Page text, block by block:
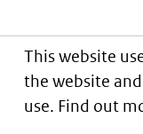
This website
the website
use. Find out